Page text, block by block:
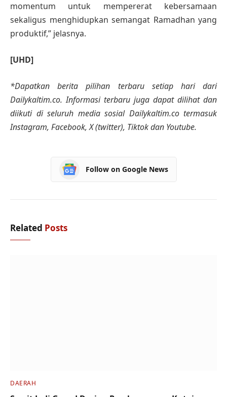
momentum untuk mempererat kebersamaan
sekaligus menghidupkan semangat Ramadhan yang
produktif,” jelasnya.
[UHD]
*Dapatkan berita pilihan terbaru setiap hari dari
Dailykaltim.co. Informasi terbaru juga dapat dilihat dan
diikuti di seluruh media sosial Dailykaltim.co termasuk
Instagram, Facebook, X (twitter), Tiktok dan Youtube.
Follow on Google News
Related Posts
DAERAH